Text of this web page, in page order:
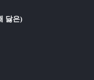
닳은)